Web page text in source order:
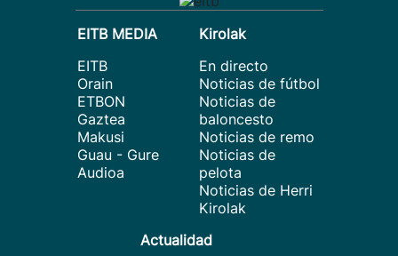
EITB MEDIA
EITB
Orain
ETBON
Gaztea
Makusi
Guau - Gure
Audioa
Kirolak
En directo
Noticias de fútbol
Noticias de
baloncesto
Noticias de remo
Noticias de
pelota
Noticias de Herri
Kirolak
Actualidad